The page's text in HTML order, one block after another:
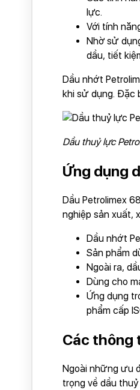
lực.
Với tính
Nhờ sử
dầu, tiết
Dầu nhớt
khi sử dụng. Đặc
Dầu thuỷ lực
Ứng dụng
Dầu Petrolimex
nghiệp sản xuất,
Dầu nhớt
Sản phẩm
Ngoài ra,
Dùng cho
Ứng dụng
phẩm cấp
Các thông
Ngoài những ưu
trọng về dầu